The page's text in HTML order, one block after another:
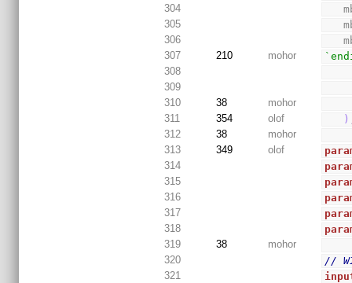
304
305
306
307
210 mohor
308
309
310
38
mohor
311
354 olof )
312
38
mohor
313
349 olof
314
315
316
317
318
319
38
mohor
320
//
321